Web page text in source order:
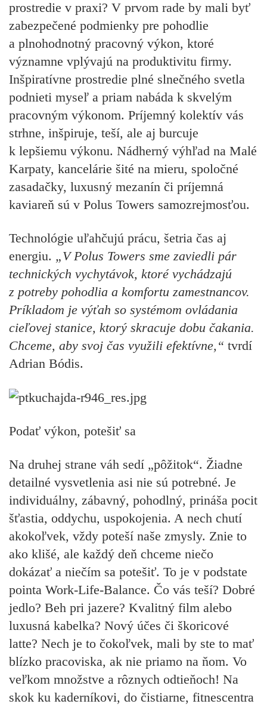
prostredie v praxi? V prvom rade by mali byť
zabezpečené podmienky pre pohodlie
a plnohodnotný pracovný výkon, ktoré
významne vplývajú na produktivitu firmy.
Inšpiratívne prostredie plné slnečného svetla
podnieti myseľ a priam nabáda k skvelým
pracovným výkonom. Príjemný kolektív vás
strhne, inšpiruje, teší, ale aj burcuje
k lepšiemu výkonu. Nádherný výhľad na Malé
Karpaty, kancelárie šité na mieru, spoločné
zasadačky, luxusný mezanín či príjemná
kaviareň sú v Polus Towers samozrejmosťou.
Technológie uľahčujú prácu, šetria čas aj
energiu. „V Polus Towers sme zaviedli pár
technických vychytávok, ktoré vychádzajú
z potreby pohodlia a komfortu zamestnancov.
Príkladom je výťah so systémom ovládania
cieľovej stanice, ktorý skracuje dobu čakania.
Chceme, aby svoj čas využili efektívne,“ tvrdí
Adrian Bódis.
Podať výkon, potešiť sa
Na druhej strane váh sedí „pôžitok“. Žiadne
detailné vysvetlenia asi nie sú potrebné. Je
individuálny, zábavný, pohodlný, prináša pocit
šťastia, oddychu, uspokojenia. A nech chutí
akokoľvek, vždy poteší naše zmysly. Znie to
ako klišé, ale každý deň chceme niečo
dokázať a niečím sa potešiť. To je v podstate
pointa Work-Life-Balance. Čo vás teší? Dobré
jedlo? Beh pri jazere? Kvalitný film alebo
luxusná kabelka? Nový účes či škoricové
latte? Nech je to čokoľvek, mali by ste to mať
blízko pracoviska, ak nie priamo na ňom. Vo
veľkom množstve a rôznych odtieňoch! Na
skok ku kaderníkovi, do čistiarne, fitnescentra